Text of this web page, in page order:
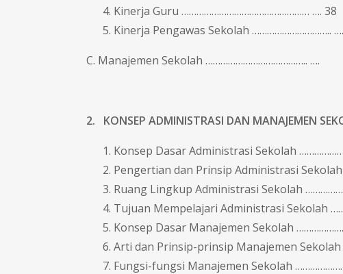
Kinerja Guru …………………………………………… …. 38
Kinerja Pengawas Sekolah …………………………..
C. Manajemen Sekolah ………………………………….. ….
2. KONSEP ADMINISTRASI DAN MANAJEMEN
Konsep Dasar Administrasi Sekolah
Pengertian dan Prinsip Administrasi
Ruang Lingkup Administrasi Sekolah
Tujuan Mempelajari Administrasi Sekolah
Konsep Dasar Manajemen Sekolah
Arti dan Prinsip-prinsip Manajemen
Fungsi-fungsi Manajemen Sekolah